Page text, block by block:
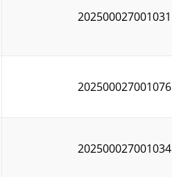
202500027001031
202500027001076
202500027001034